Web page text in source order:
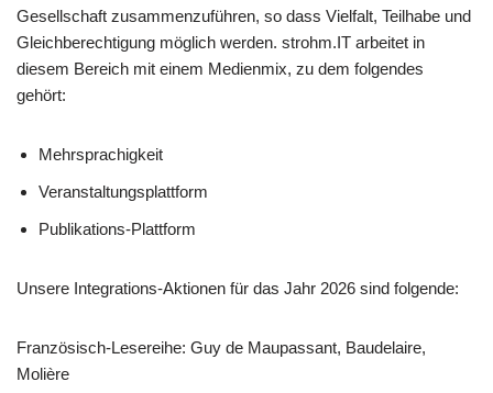
Gesellschaft zusammenzuführen, so dass Vielfalt, Teilhabe und
Gleichberechtigung möglich werden. strohm.IT arbeitet in
diesem Bereich mit einem Medienmix, zu dem folgendes
gehört:
Mehrsprachigkeit
Veranstaltungsplattform
Publikations-Plattform
Unsere Integrations-Aktionen für das Jahr 2026 sind folgende:
Französisch-Lesereihe: Guy de Maupassant, Baudelaire,
Molière